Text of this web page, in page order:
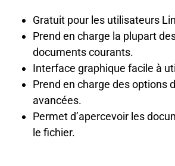
Gratuit pour les utilisateurs
Prend en charge la plupart
documents courants.
Interface graphique facile à
Prend en charge des options
avancées.
Permet d’apercevoir les
le fichier.